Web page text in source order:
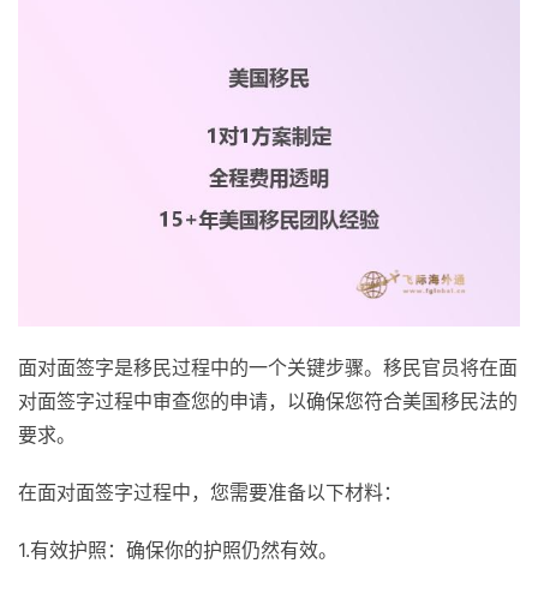
面对面签字是移民过程中的一个关键步骤。移民官员将在面
对面签字过程中审查您的申请，以确保您符合美国移民法的
要求。
在面对面签字过程中，您需要准备以下材料：
1.有效护照：确保你的护照仍然有效。